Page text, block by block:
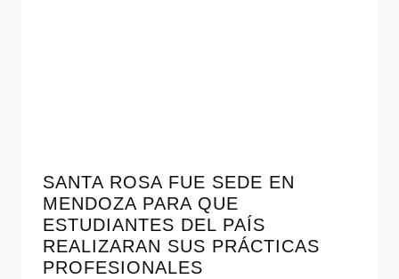
SANTA ROSA FUE SEDE EN
MENDOZA PARA QUE
ESTUDIANTES DEL PAÍS
REALIZARAN SUS PRÁCTICAS
PROFESIONALES